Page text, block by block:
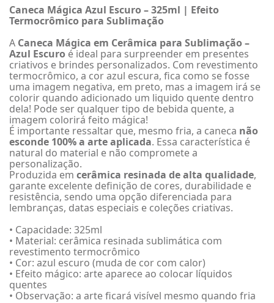
Caneca Mágica Azul Escuro – 325ml | Efeito
Termocrômico para Sublimação
A Caneca Mágica em Cerâmica para Sublimação –
Azul Escuro é ideal para surpreender em presentes
criativos e brindes personalizados. Com revestimento
termocrômico, a cor azul escura, fica como se fosse
uma imagem negativa, em preto, mas a imagem irá se
colorir quando adicionado um liquido quente dentro
dela! Pode ser qualquer tipo de bebida quente, a
imagem colorirá feito mágica!
É importante ressaltar que, mesmo fria, a caneca não
esconde 100% a arte aplicada. Essa característica é
natural do material e não compromete a
personalização.
Produzida em cerâmica resinada de alta qualidade,
garante excelente definição de cores, durabilidade e
resistência, sendo uma opção diferenciada para
lembranças, datas especiais e coleções criativas.
• Capacidade: 325ml
• Material: cerâmica resinada sublimática com
revestimento termocrômico
• Cor: azul escuro (muda de cor com calor)
• Efeito mágico: arte aparece ao colocar líquidos
quentes
• Observação: a arte ficará visível mesmo quando fria